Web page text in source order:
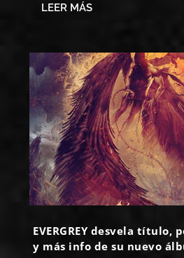
LEER MÁS
EVERGREY desvela
y más info de su nuevo